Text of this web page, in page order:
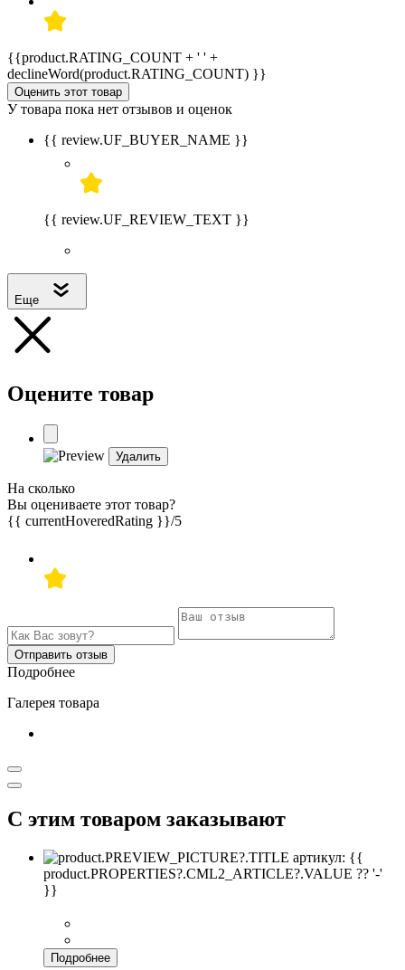
{{product.RATING_COUNT + ' ' +
declineWord(product.RATING_COUNT) }}
Оценить этот товар
У товара пока нет отзывов и оценок
{{ review.UF_BUYER_NAME }}
{{ review.UF_REVIEW_TEXT }}
Еще
Оцените товар
Удалить
На сколько
Вы оцениваете этот товар?
{{ currentHoveredRating }}/5
Отправить отзыв
Подробнее
Галерея товара
С этим товаром заказывают
артикул: {{
product.PROPERTIES?.CML2_ARTICLE?.VALUE ?? '-'
}}
Подробнее